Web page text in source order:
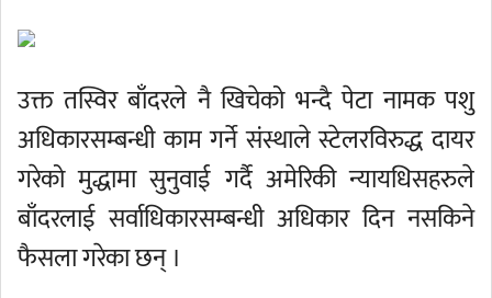
उक्त तस्विर बाँदरले नै खिचेको भन्दै पेटा नामक पशु
अधिकारसम्बन्धी काम गर्ने संस्थाले स्टेलरविरुद्ध दायर
गरेको मुद्धामा सुनुवाई गर्दै अमेरिकी न्यायधिसहरुले
बाँदरलाई सर्वाधिकारसम्बन्धी अधिकार दिन नसकिने
फैसला गरेका छन् ।